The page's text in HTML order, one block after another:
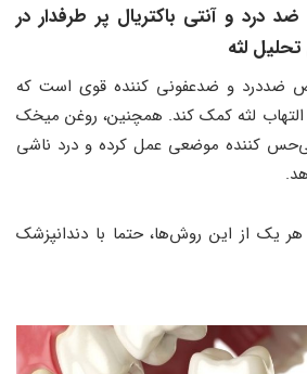
درد و آنتی باکتریال پر طرفدار در
لثه
ضددرد و ضدعفونی کننده قوی است که
لثه کمک کند. همچنین، روغن میخک
کننده موضعی عمل کرده و درد ناشی
هر یک از این روش‌ها، حتما با دندانپزشک